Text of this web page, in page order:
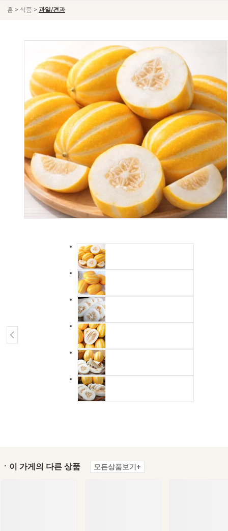
홈 > 식품 > 과일/견과
ㆍ이 가게의 다른 상품 모든상품보기+